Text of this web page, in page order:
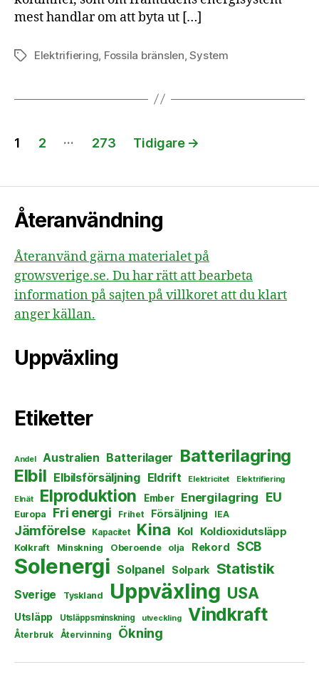
mest handlar om att byta ut […]
EtiketterElektrifiering, Fossila bränslen,System
Sidnumrering
inlägg
1 2 … 273 Tidigare →
Återanvändning
Återanvänd gärna materialet på
growsverige.se. Du har rätt att bearbeta
information på sajten på villkoret att du klart
anger källan.
Uppväxling
Etiketter
Andel Australien Batterilager Batterilagring
Elbil Elbilsförsäljning Eldrift Elektricitet Elektrifiering
Elnät Elproduktion Ember Energilagring EU
Europa Fri energi Frihet Försäljning IEA
Jämförelse Kapacitet Kina Kol Koldioxidutsläpp
Kolkraft Minskning Oberoende olja Rekord SCB
Solenergi Solpanel Solpark Statistik
Sverige Tyskland Uppväxling USA
Utsläpp Utsläppsminskning utveckling Vindkraft
Återbruk Återvinning Ökning